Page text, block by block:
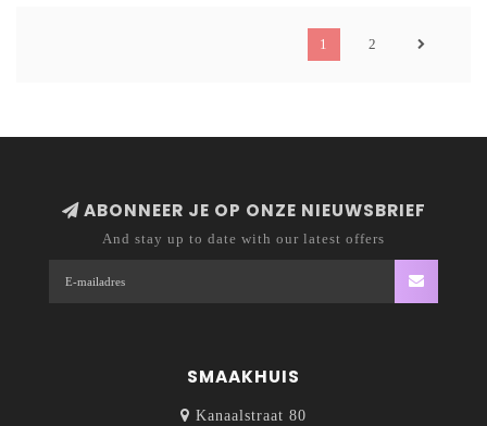
1 2
ABONNEER JE OP ONZE NIEUWSBRIEF
And stay up to date with our latest offers
SMAAKHUIS
Kanaalstraat 80